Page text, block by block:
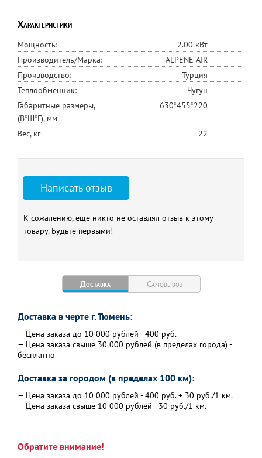
Характеристики
Мощность:
2.00 кВт
Производитель/Марка:
ALPENE AIR
Производство:
Турция
Теплообменник:
Чугун
Габаритные размеры,
(В*Ш*Г), мм
630*455*220
Вес, кг 22
Написать отзыв
К сожалению, еще никто не оставлял отзыв к этому
товару. Будьте первыми!
Доставка Самовывоз
Доставка в черте г. Тюмень:
— Цена заказа до 10 000 рублей - 400 руб.
— Цена заказа свыше 30 000 рублей (в пределах города) -
бесплатно
Доставка за городом (в пределах 100 км):
— Цена заказа до 10 000 рублей - 400 руб. + 30 руб./1 км.
— Цена заказа свыше 10 000 рублей - 30 руб./1 км.
Обратите внимание!